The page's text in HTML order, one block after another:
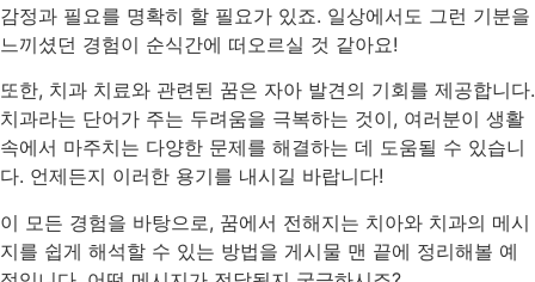
감정과 필요를 명확히 할 필요가 있죠. 일상에서도 그런 기분을
느끼셨던 경험이 순식간에 떠오르실 것 같아요!
또한, 치과 치료와 관련된 꿈은 자아 발견의 기회를 제공합니다.
치과라는 단어가 주는 두려움을 극복하는 것이, 여러분이 생활
속에서 마주치는 다양한 문제를 해결하는 데 도움될 수 있습니
다. 언제든지 이러한 용기를 내시길 바랍니다!
이 모든 경험을 바탕으로, 꿈에서 전해지는 치아와 치과의 메시
지를 쉽게 해석할 수 있는 방법을 게시물 맨 끝에 정리해볼 예